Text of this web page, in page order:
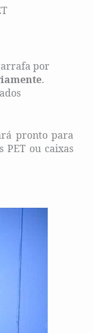
por
.
pronto para
PET ou caixas